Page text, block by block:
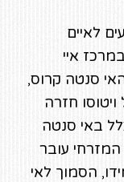
לאיים
איי
סנטה קרוס,
חזרה
באי סנטה
עובר
הסמוך לאי